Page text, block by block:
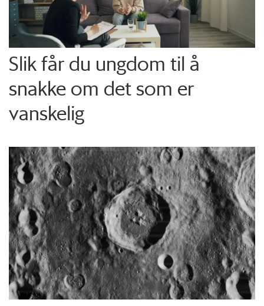
Slik får du ungdom til å
snakke om det som er
vanskelig